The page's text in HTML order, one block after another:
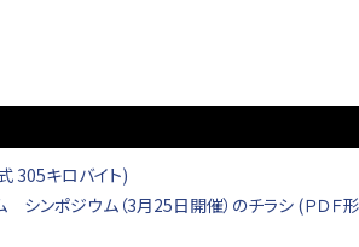
305キロバイト)
ンポジウム（3月25日開催）のチラシ (ＰＤＦ